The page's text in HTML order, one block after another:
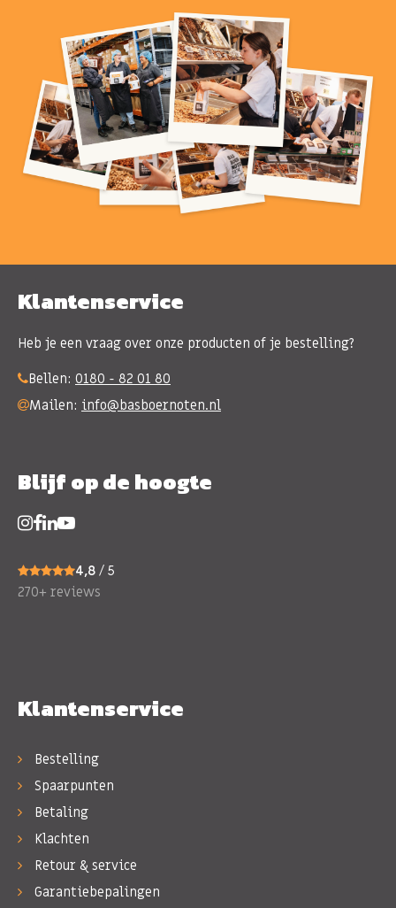
Klantenservice
Heb je een vraag over onze producten of je bestelling?
Bellen: 0180 - 82 01 80
Mailen: info@basboernoten.nl
Blijf op de hoogte
4,8 / 5
270+ reviews
Klantenservice
Bestelling
Spaarpunten
Betaling
Klachten
Retour & service
Garantiebepalingen